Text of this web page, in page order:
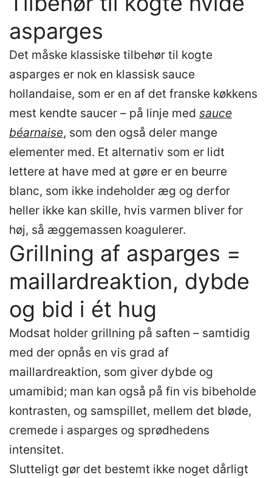
asparges
Det måske klassiske tilbehør til kogte
asparges er nok en klassisk sauce
hollandaise, som er en af det franske køkkens
mest kendte saucer – på linje med sauce
béarnaise, som den også deler mange
elementer med. Et alternativ som er lidt
lettere at have med at gøre er en beurre
blanc, som ikke indeholder æg og derfor
heller ikke kan skille, hvis varmen bliver for
høj, så æggemassen koagulerer.
Grillning af asparges =
maillardreaktion, dybde
og bid i ét hug
Modsat holder grillning på saften – samtidig
med der opnås en vis grad af
maillardreaktion, som giver dybde og
umamibid; man kan også på fin vis bibeholde
kontrasten, og samspillet, mellem det bløde,
cremede i asparges og sprødhedens
intensitet.
Slutteligt gør det bestemt ikke noget dårligt